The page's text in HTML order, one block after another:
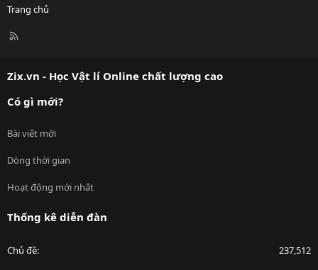
Trang chủ
R
Zix.vn - Học Vật lí Online chất lượng cao
Có gì mới?
Bài viết mới
Dòng thời gian
Hoạt động mới nhất
Thống kê diễn đàn
Chủ đề 237,512